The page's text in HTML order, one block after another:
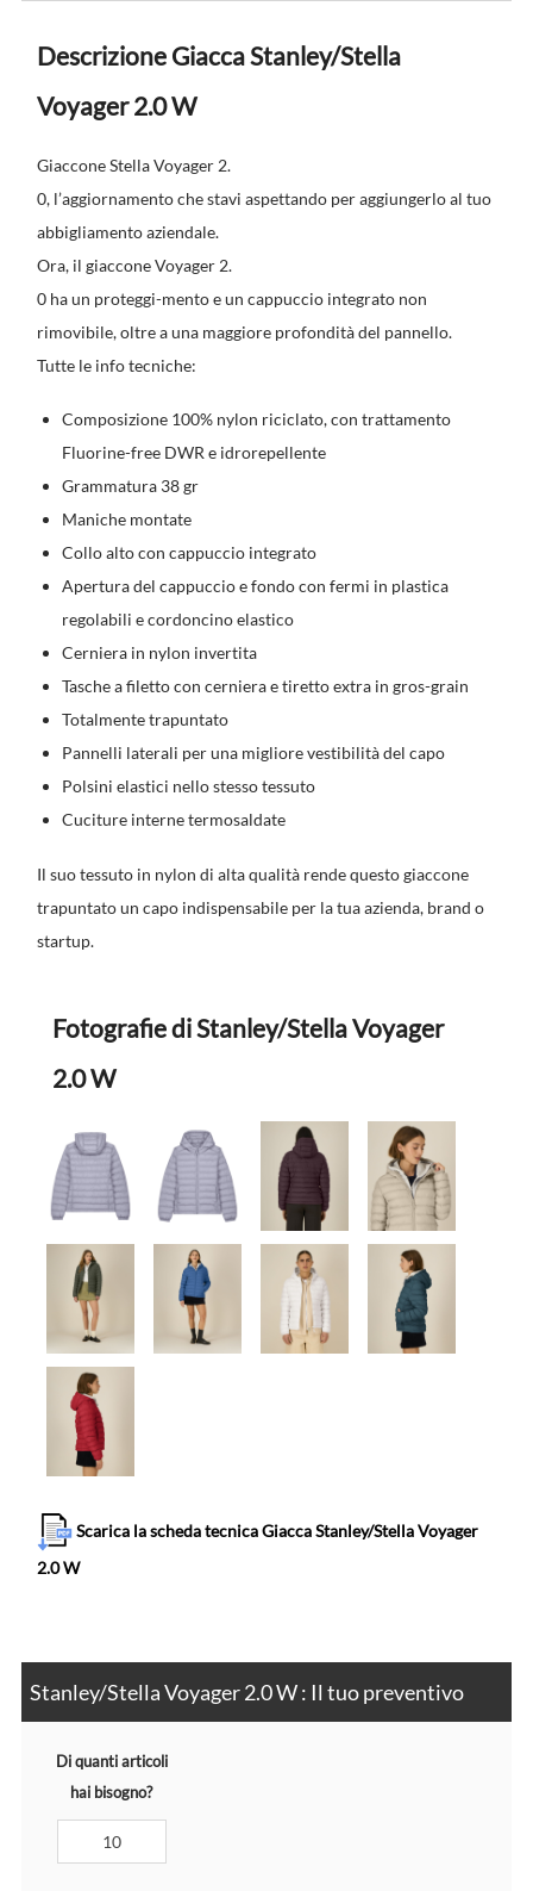
Descrizione Giacca Stanley/Stella
Voyager 2.0 W
Giaccone Stella Voyager 2.
0, l’aggiornamento che stavi aspettando per aggiungerlo al tuo
abbigliamento aziendale.
Ora, il giaccone Voyager 2.
0 ha un proteggi-mento e un cappuccio integrato non
rimovibile, oltre a una maggiore profondità del pannello.
Tutte le info tecniche:
Composizione 100% nylon riciclato, con trattamento
Fluorine-free DWR e idrorepellente
Grammatura 38 gr
Maniche montate
Collo alto con cappuccio integrato
Apertura del cappuccio e fondo con fermi in plastica
regolabili e cordoncino elastico
Cerniera in nylon invertita
Tasche a filetto con cerniera e tiretto extra in gros-grain
Totalmente trapuntato
Pannelli laterali per una migliore vestibilità del capo
Polsini elastici nello stesso tessuto
Cuciture interne termosaldate
Il suo tessuto in nylon di alta qualità rende questo giaccone
trapuntato un capo indispensabile per la tua azienda, brand o
startup.
Fotografie di Stanley/Stella Voyager
2.0 W
Scarica la scheda tecnica Giacca Stanley/Stella Voyager
2.0 W
Stanley/Stella Voyager 2.0 W : Il tuo preventivo
Di quanti articoli
hai bisogno?